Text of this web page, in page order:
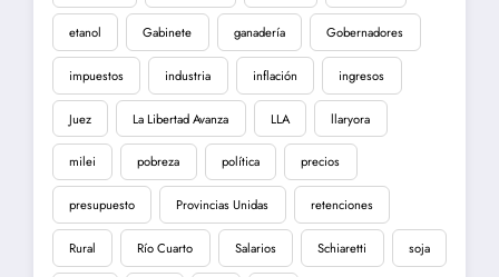
etanol Gabinete ganadería Gobernadores
impuestos industria inflación ingresos
Juez La Libertad Avanza LLA llaryora
milei pobreza política precios
presupuesto Provincias Unidas retenciones
Rural Río Cuarto Salarios Schiaretti soja